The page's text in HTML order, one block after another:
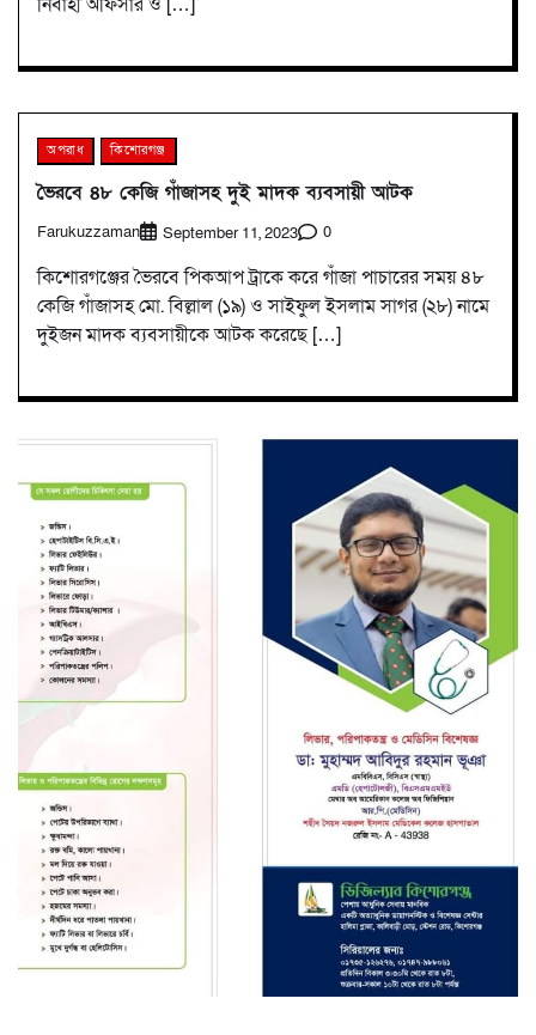
অপরাধ কিশোরগঞ্জ
ভৈরবে ৪৮ কেজি গাঁজাসহ দুই মাদক ব্যবসায়ী আটক
Farukuzzaman September 11, 2023 0
কিশোরগঞ্জের ভৈরবে পিকআপ ট্রাকে করে গাঁজা পাচারের সময় ৪৮
কেজি গাঁজাসহ মো. বিল্লাল (১৯) ও সাইফুল ইসলাম সাগর (২৮) নামে
দুইজন মাদক ব্যবসায়ীকে আটক করেছে […]